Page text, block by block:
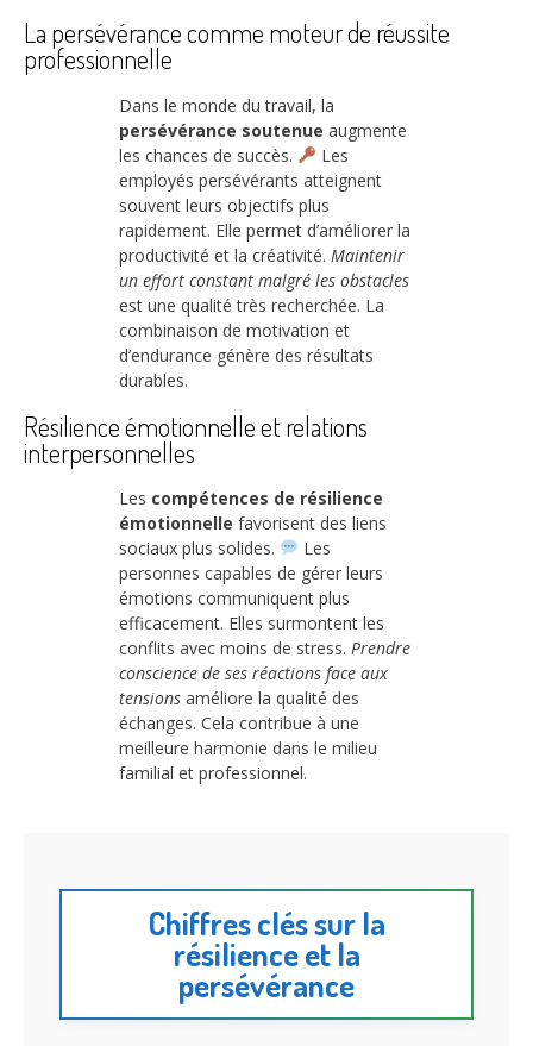
La persévérance comme moteur de réussite
professionnelle
Dans le monde du travail, la
persévérance soutenue augmente
les chances de succès.
Les
employés persévérants atteignent
souvent leurs objectifs plus
rapidement. Elle permet d’améliorer la
productivité et la créativité. Maintenir
un effort constant malgré les obstacles
est une qualité très recherchée. La
combinaison de motivation et
d’endurance génère des résultats
durables.
Résilience émotionnelle et relations
interpersonnelles
Les compétences de résilience
émotionnelle favorisent des liens
sociaux plus solides.
Les
personnes capables de gérer leurs
émotions communiquent plus
efficacement. Elles surmontent les
conflits avec moins de stress. Prendre
conscience de ses réactions face aux
tensions améliore la qualité des
échanges. Cela contribue à une
meilleure harmonie dans le milieu
familial et professionnel.
Chiffres clés sur la
résilience et la
persévérance